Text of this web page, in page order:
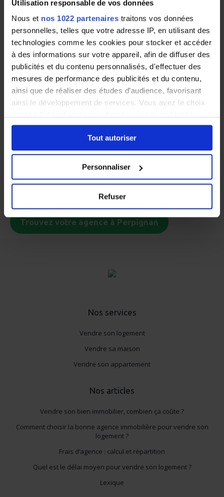
Utilisation responsable de vos données
Nous et nos 1022 partenaires traitons vos données
personnelles, telles que votre adresse IP, en utilisant des
technologies comme les cookies pour stocker et accéder
à des informations sur votre appareil, afin de diffuser des
publicités et du contenu personnalisés, d'effectuer des
mesures de performance des publicités et du contenu,
ainsi que de réaliser des études d’audience, favorisant
ainsi le développement de services. Vous avez le choix
Vous pouvez modifier ou retirer votre consentement à
tout moment en consultant la Déclaration relative aux
cookies ou en cliquant sur l'icône de confidentialité.
géographique qui peuvent être précises à plusieurs
Identifier votre appareil en l'analysant activement
personnelles et définir vos préférences, reportez-vous à
déclaration sur les cookies.
Les cookies nous permettent de personnaliser le contenu
et les annonces, d'offrir des fonctionnalités relatives aux
sociaux, publicité, analyse), qui peuvent les combiner
avec d'autres informations que vous leur avez fournies
services.
Tout autoriser
Personnaliser
Refuser
une ville populaire auprès des Français qui
souhaitent profiter du soleil du Sud à des prix
abordables.
En plus de son climat méditerranéen, Perpignan
jouit d’une position géographique intéressante et
fortement appréciée par ses habitants. Située à
proximité deMontpellieret deNarbonne, la ville
bénéficie en effet d’une très bonne desserte
ferroviaire et permet de facilement rejoindre
l’Espagne. Finalement, les habitants de Perpignan
apprécient les nombreux espaces verts et
possibilités de sorties disponibles dans le centre-
ville.
Trouvez votre agence à Perpignan
Nos services
Vendre son logement
Vendre sa maison
Vendre son appartement
Nos articles
Vendre son bien immobilier, combien ça coûte ?
Comment choisir la bonne agence immobilière pour vendre son
logement ?
Frais d’agence : calcul et répartition
Quel est le délai moyen pour vendre son logement ?
Lexique